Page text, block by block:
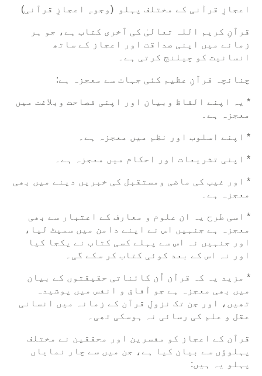
اعجازِ قرآنی کے مختلف پہلو (وجوہِ اعجازِ قرآنی)
قرآنِ کریم اللہ تعالیٰ کی آخری کتاب ہے، جو ہر
زمانے میں اپنی صداقت اور اعجاز کے ساتھ
انسانیت کو چیلنج کرتی ہے۔
چنانچہ قرآنِ عظیم کئی جہات سے معجزہ ہے:
* یہ اپنے الفاظ وبیان اور اپنی فصاحت وبلاغت میں
معجزہ ہے۔
* اپنے اسلوب اور نظم میں معجزہ ہے۔
* اپنی تشریعات اور احکام میں معجزہ ہے۔
* اور غیب کی ماضی ومستقبل کی خبریں دینے میں بھی
معجزہ ہے۔
* اسی طرح یہ ان علوم و معارف کے اعتبار سے بھی
معجزہ ہے جنہیں اس نے اپنے دامن میں سمیٹ لیا،
اور جنہیں نہ اس سے پہلے کسی کتاب نے یکجا کیا
اور نہ اس کے بعد کوئی کتاب کر سکے گی۔
* مزید یہ کہ قرآن اُن کائناتی حقیقتوں کے بیان
میں بھی معجزہ ہے جو آفاق و انفس میں پوشیدہ
تھیں، اور جن تک نزولِ قرآن کے زمانہ میں انسانی
عقل و علم کی رسائی نہ ہوسکی تھی۔
قرآن کے اعجاز کو مفسرین اور محققین نے مختلف
پہلوؤں سے بیان کیا ہے، جن میں سے چار نمایاں
پہلو یہ ہیں: